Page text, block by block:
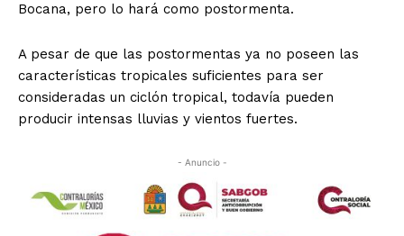
Bocana, pero lo hará como postormenta.
A pesar de que las postormentas ya no poseen las
características tropicales suficientes para ser
consideradas un ciclón tropical, todavía pueden
producir intensas lluvias y vientos fuertes.
- Anuncio -